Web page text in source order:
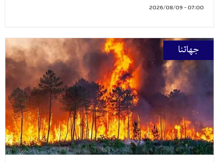
07:00 - 2026/08/09
جهاتنا